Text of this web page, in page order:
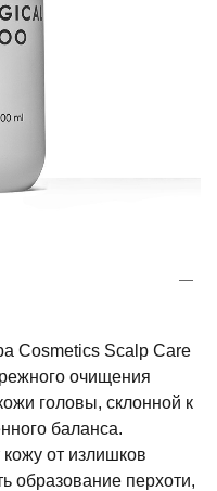
Cosmetics Scalp Care
очищения
головы, склонной к
баланса.
от излишков
образование перхоти,